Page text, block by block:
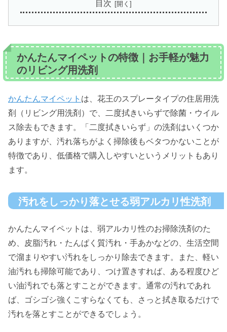
目次
かんたんマイペットの特徴｜お手軽が魅力
のリビング用洗剤
かんたんマイペット は、花王のスプレータイプの住居用洗
剤（リビング用洗剤）で、二度拭きいらずで除菌・ウイル
ス除去もできます。「二度拭きいらず」の洗剤はいくつか
ありますが、汚れ落ちがよく掃除後もベタつかないことが
特徴であり、低価格で購入しやすいというメリットもあり
ます。
汚れをしっかり落とせる弱アルカリ性洗剤
かんたんマイペットは、弱アルカリ性のお掃除洗剤のた
め、皮脂汚れ・たんぱく質汚れ・手あかなどの、生活空間
で溜まりやすい汚れをしっかり除去できます。また、軽い
油汚れも掃除可能であり、つけ置きすれば、ある程度ひど
い油汚れでも落とすことができます。通常の汚れであれ
ば、ゴシゴシ強くこすらなくても、さっと拭き取るだけで
汚れを落とすことができるでしょう。